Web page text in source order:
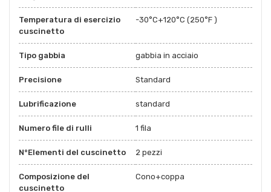
Temperatura di esercizio
cuscinetto
-30°C+120°C (250°F )
Tipo gabbia gabbia in acciaio
Precisione Standard
Lubrificazione standard
Numero file di rulli 1 fila
N°Elementi del cuscinetto 2 pezzi
Composizione del
cuscinetto
Cono+coppa